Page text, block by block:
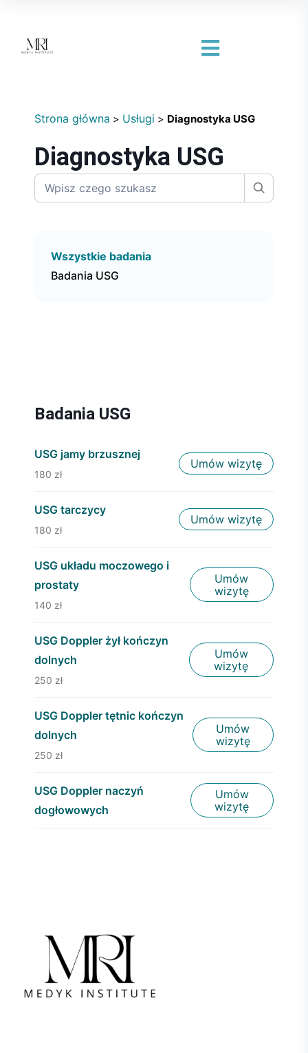
Strona główna > Usługi > Diagnostyka USG
Diagnostyka USG
Wszystkie badania
Badania USG
Badania USG
USG jamy brzusznej
180 zł
Umów wizytę
USG tarczycy
180 zł
Umów wizytę
USG układu moczowego i
prostaty
140 zł
Umów
wizytę
USG Doppler żył kończyn
dolnych
250 zł
Umów
wizytę
USG Doppler tętnic kończyn
dolnych
250 zł
Umów
wizytę
USG Doppler naczyń
dogłowowych
Umów
wizytę